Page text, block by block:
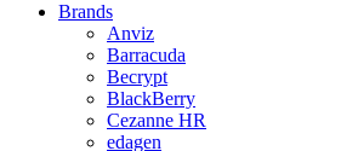
Brands
Anviz
Barracuda
Becrypt
BlackBerry
Cezanne HR
edagen